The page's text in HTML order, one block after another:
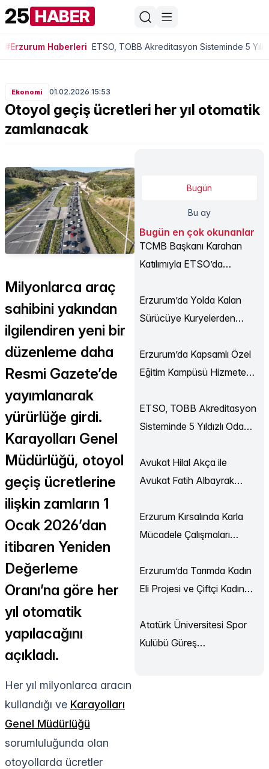
25 HABER
#Erzurum Haberleri ETSO, TOBB Akreditasyon Sisteminde 5
Ekonomi 01.02.2026 15:53
Otoyol geçiş ücretleri her yıl otomatik
zamlanacak
Milyonlarca araç
sahibini yakından
ilgilendiren yeni bir
düzenleme daha
Resmi Gazete’de
yayımlanarak
yürürlüğe girdi.
Karayolları Genel
Müdürlüğü, otoyol
geçiş ücretlerine
ilişkin zamların 1
Ocak 2026’dan
itibaren Yeniden
Değerleme
Oranı’na göre her
yıl otomatik
yapılacağını
açıkladı.
Her yıl milyonlarca aracın
kullandığı ve Karayolları
Genel Müdürlüğü
sorumluluğunda olan
otoyollarda ücretler
Bugün
Bu ay
Bugün en çok okunanlar
TCMB Başkanı Karahan
Katılımıyla ETSO’da
Düzenlendi
Erzurum’da Yolda Kalan
Sürücüye Kuryelerden
Erzurum’da Kapsamlı Özel
Eğitim Kampüsü Hizmete
ETSO, TOBB Akreditasyon
Sisteminde 5 Yıldızlı Oda
Avukat Hilal Akça ile
Avukat Fatih Albayrak
Erzurum Kırsalında Karla
Mücadele Çalışmaları
Erzurum’da Tarımda Kadın
Eli Projesi ve Çiftçi Kadın
Atatürk Üniversitesi Spor
Kulübü Güreş